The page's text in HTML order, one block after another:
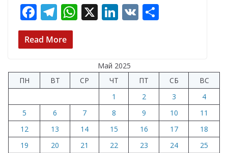
F
ac
e
o
o
k
T
el
e
a
m
W
h
A
p
p
X Li
n
e
dI
n
V
K
а
в
и
т
ь
Read More
Май 2025
ПН
ВТ СР ЧТ ПТ СБ
ВС
1
2 3
4
5
6 7 8 9 10
11
12
13 14 15 16 17
18
19
20 21 22 23 24
25